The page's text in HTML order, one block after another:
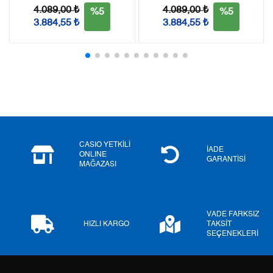
Tek Çekim 0,00 ₺
0,00 ₺
4.089,00 ₺
3.884,55 ₺
%5
4.089,00 ₺
3.884,55 ₺
%5
CASIO YETKİLİ
ONLINE
MAĞAZASI
İADE
GARANTİSİ
HIZLI KARGO
VADE FARKSIZ
TAKSİT
SEÇENEKLERİ